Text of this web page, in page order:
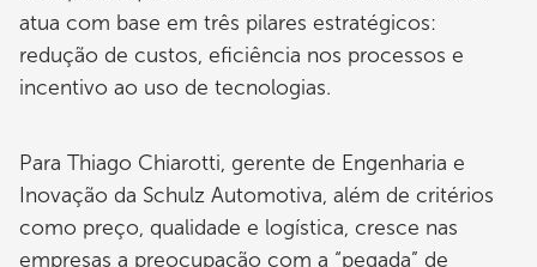
atua com base em três pilares estratégicos:
redução de custos, eficiência nos processos e
incentivo ao uso de tecnologias.
Para Thiago Chiarotti, gerente de Engenharia e
Inovação da Schulz Automotiva, além de critérios
como preço, qualidade e logística, cresce nas
empresas a preocupação com a “pegada” de